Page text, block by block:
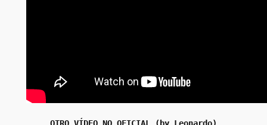
OTRO VÍDEO NO OFICIAL (by Leonardo)